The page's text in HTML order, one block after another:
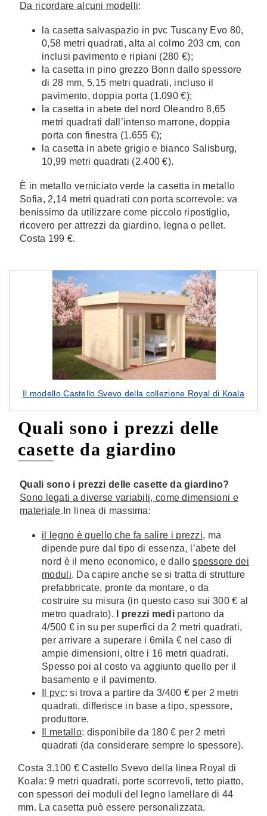
Da ricordare alcuni modelli:
la casetta salvaspazio in pvc Tuscany Evo 80,
0,58 metri quadrati, alta al colmo 203 cm, con
inclusi pavimento e ripiani (280 €);
la casetta in pino grezzo Bonn dallo spessore
di 28 mm, 5,15 metri quadrati, incluso il
pavimento, doppia porta (1.090 €);
la casetta in abete del nord Oleandro 8,65
metri quadrati dall’intenso marrone, doppia
porta con finestra (1.655 €);
la casetta in abete grigio e bianco Salisburg,
10,99 metri quadrati (2.400 €).
È in metallo verniciato verde la casetta in metallo
Sofia, 2,14 metri quadrati con porta scorrevole: va
benissimo da utilizzare come piccolo ripostiglio,
ricovero per attrezzi da giardino, legna o pellet.
Costa 199 €.
Il modello Castello Svevo della collezione Royal di Koala
Quali sono i prezzi delle
casette da giardino
Quali sono i prezzi delle casette da giardino?
Sono legati a diverse variabili, come dimensioni e
materiale.In linea di massima:
il legno è quello che fa salire i prezzi, ma
dipende pure dal tipo di essenza, l’abete del
nord è il meno economico, e dallospessore dei
moduli. Da capire anche se si tratta di strutture
prefabbricate, pronte da montare, o da
costruire su misura (in questo caso sui 300 € al
metro quadrato).
I prezzi medi partono da
4/500 € in su per superfici da 2 metri quadrati,
per arrivare a superare i 6mila € nel caso di
ampie dimensioni, oltre i 16 metri quadrati.
Spesso poi al costo va aggiunto quello per il
basamento e il pavimento.
Il pvc: si trova a partire da 3/400 € per 2 metri
quadrati, differisce in base a tipo, spessore,
produttore.
Il metallo: disponibile da 180 € per 2 metri
quadrati (da considerare sempre lo spessore).
Costa 3.100 € Castello Svevo della linea Royal di
Koala: 9 metri quadrati, porte scorrevoli, tetto piatto,
con spessori dei moduli del legno lamellare di 44
mm. La casetta può essere personalizzata.